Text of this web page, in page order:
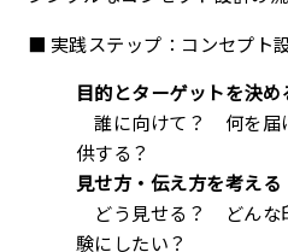
■ 実践ステップ：コンセプト
目的とターゲットを決め
誰に向けて？ 何を届
供する？
見せ方・伝え方を考える
どう見せる？ どんな
験にしたい？